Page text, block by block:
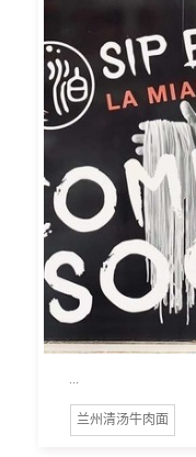
兰州清汤牛肉面